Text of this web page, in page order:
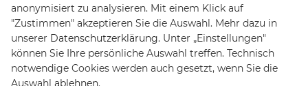
Vertrag widerrufen
* Alle Preise inkl. gesetzl. Mehrwertsteuer zzgl.
anonymisiert zu analysieren. Mit einem Klick auf
"Zustimmen" akzeptieren Sie die Auswahl. Mehr dazu in
unserer Datenschutzerklärung. Unter „Einstellungen"
können Sie Ihre persönliche Auswahl treffen. Technisch
notwendige Cookies werden auch gesetzt, wenn Sie die
Auswahl ablehnen.